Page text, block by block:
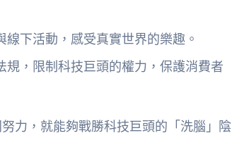
下活動，感受真實世界的樂趣。
規，限制科技巨頭的權力，保護消費者
力，就能夠戰勝科技巨頭的「洗腦」陰